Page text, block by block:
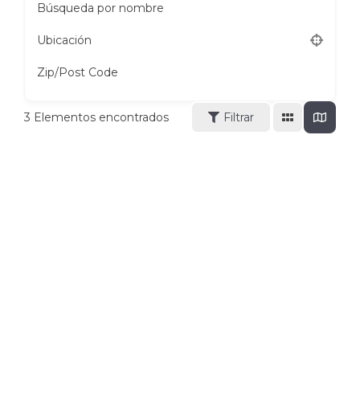
Búsqueda por nombre
Ubicación
Zip/Post Code
3 Elementos encontrados Filtrar